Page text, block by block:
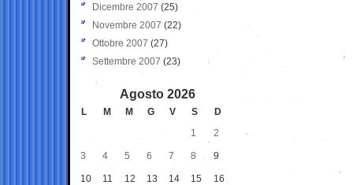
Dicembre 2007 (25)
Novembre 2007 (22)
Ottobre 2007 (27)
Settembre 2007 (23)
Agosto 2026
L M M G V S
D
1
2
3 4 5 6 7 8 9
10 11 12 13 14 15 16